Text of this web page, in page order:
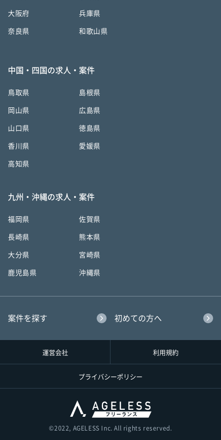
大阪府 兵庫県
奈良県 和歌山県
中国・四国の求人・案件
鳥取県 島根県
岡山県 広島県
山口県 徳島県
香川県 愛媛県
高知県
九州・沖縄の求人・案件
福岡県 佐賀県
長崎県 熊本県
大分県 宮崎県
鹿児島県 沖縄県
案件を探す 初めての方へ
©︎2022, AGELESS Inc. All rights reserved.
運営会社 利用規約
プライバシーポリシー